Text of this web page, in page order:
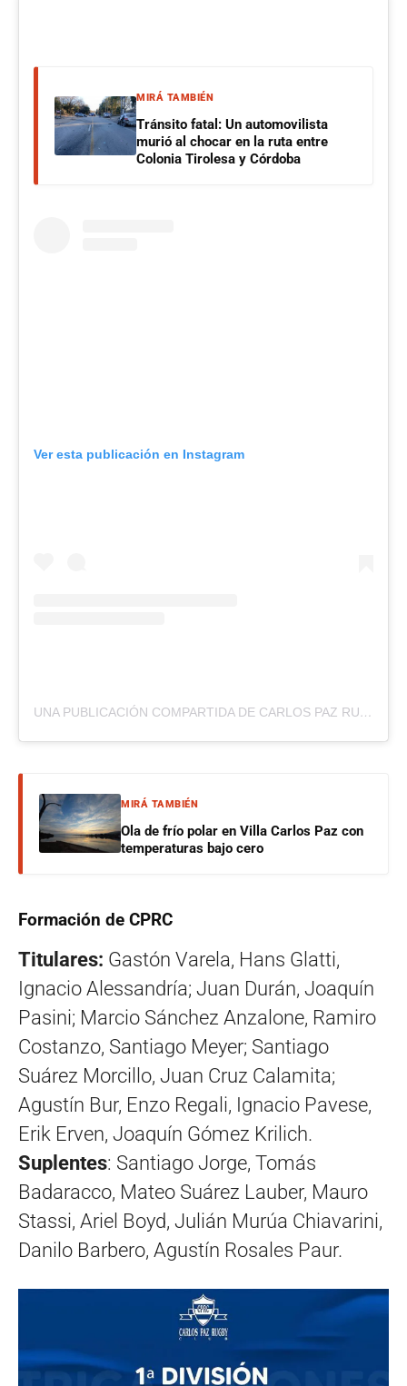
MIRÁ TAMBIÉN
Tránsito fatal: Un automovilista
murió al chocar en la ruta entre
Colonia Tirolesa y Córdoba
Ver esta publicación en Instagram
UNA PUBLICACIÓN COMPARTIDA DE CARLOS PAZ RUGBY CLUB (@CARLOSPAZRUGBYCLUB)
MIRÁ TAMBIÉN
Ola de frío polar en Villa Carlos Paz con
temperaturas bajo cero
Formación de CPRC
Titulares: Gastón Varela, Hans Glatti,
Ignacio Alessandría; Juan Durán, Joaquín
Pasini; Marcio Sánchez Anzalone, Ramiro
Costanzo, Santiago Meyer; Santiago
Suárez Morcillo, Juan Cruz Calamita;
Agustín Bur, Enzo Regali, Ignacio Pavese,
Erik Erven, Joaquín Gómez Krilich.
Suplentes: Santiago Jorge, Tomás
Badaracco, Mateo Suárez Lauber, Mauro
Stassi, Ariel Boyd, Julián Murúa Chiavarini,
Danilo Barbero, Agustín Rosales Paur.